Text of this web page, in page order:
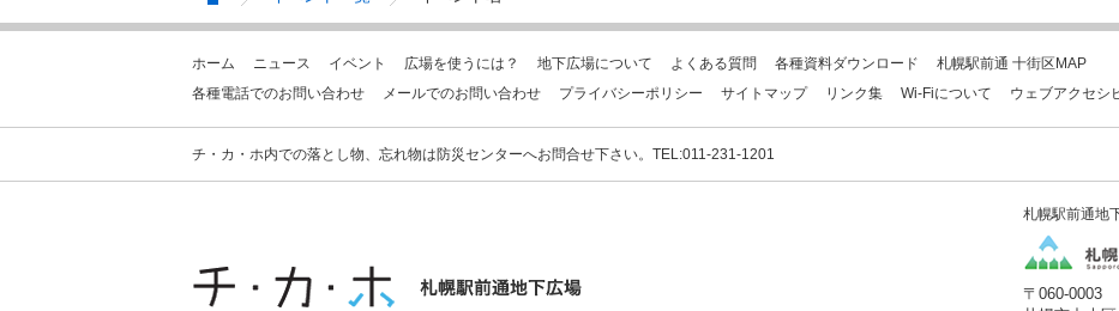
ホーム ニュース イベント 広場を使うには？ 地下広場について よくある質問 各種資料ダウンロード
札幌駅前通 十街区MAP
各種電話でのお問い合わせ
メールでのお問い合わせ プライバシーポリシー サイトマップ リンク集 Wi-Fiについて ウェブアクセシ
チ・カ・ホ内での落とし物、忘れ物は防災センターへお問合せ下さい。TEL:011-231-1201
札幌駅前通地
〒060-0003